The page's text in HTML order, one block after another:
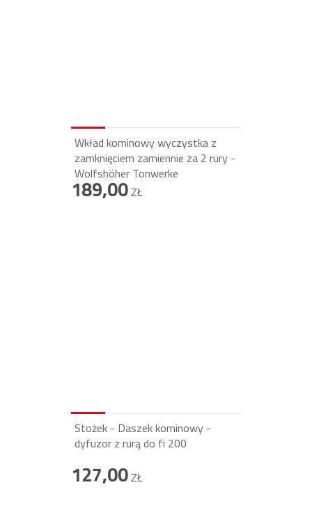
Wkład kominowy wyczystka z
zamknięciem zamiennie za 2 rury -
Wolfshöher Tonwerke
189,00ZŁ
Stożek - Daszek kominowy -
dyfuzor z rurą do fi 200
127,00ZŁ